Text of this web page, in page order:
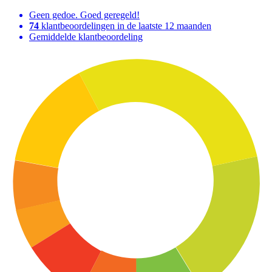
Geen gedoe. Goed geregeld!
74 klantbeoordelingen in de laatste 12 maanden
Gemiddelde klantbeoordeling